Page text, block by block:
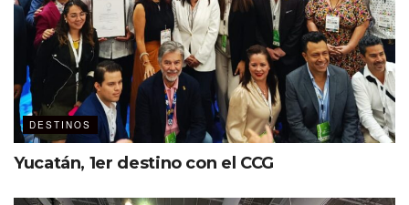
oferta más de 10 mil metros cuadrados para expos,
crecerá a 25 mil metros cuadrados mediante la
colocación de carpas movibles, esto con la finalidad de
atender la demanda durante el evento más importante
para la industria turística.
DESTINOS
Yucatán, 1er destino con el CCG